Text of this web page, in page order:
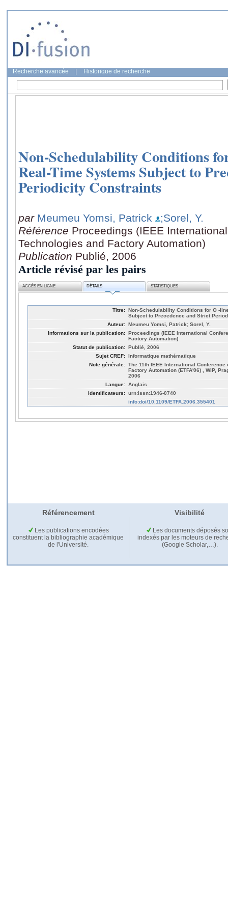
Recherche avancée Historique de recherche
Non-Schedulability Conditions
Real-Time Systems Subject to
Periodicity Constraints
par Meumeu Yomsi, Patrick
;Sorel, Y.
Référence Proceedings (IEEE
Technologies and Factory Automation)
Publication Publié, 2006
Article révisé par les pairs
ACCÈS EN LIGNE DÉTAILS STATISTIQUES
Titre: Non-Schedulability Conditions for O -
Subject to Precedence and Strict
Auteur: Meumeu Yomsi, Patrick; Sorel, Y.
Informations sur la publication: Proceedings (IEEE International
Factory Automation)
Statut de publication: Publié, 2006
Sujet CREF: Informatique mathématique
Note générale: The 11th IEEE International
Factory Automation (ETFA'06) , WIP,
2006
Langue: Anglais
Identificateurs: urn:issn:1946-0740
info:doi/10.1109/ETFA.2006.355401
Référencement Visibilité
Les publications encodées
constituent la bibliographie académique
de l'Université.
Les documents déposés
indexés par les moteurs de
(Google Scholar,…).